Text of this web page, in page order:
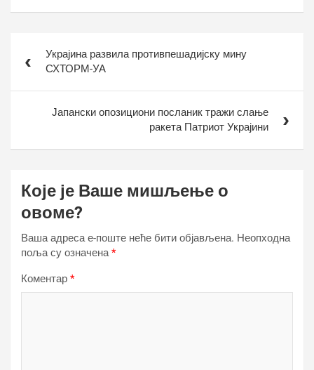
чланкаУкрајина развила противпешадијску мину
СХТОРМ-УА
Јапански опозициони посланик тражи слање
ракета Патриот Украјини
Које је Ваше мишљење о
овоме?
Ваша адреса е-поште неће бити објављена. Неопходна
поља су означена*
Коментар *